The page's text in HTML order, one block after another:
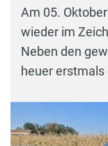
Am 05.
wieder im
Neben den
heuer erstmals